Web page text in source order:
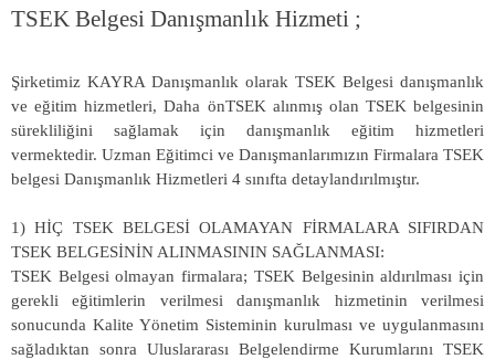
TSEK Belgesi Danışmanlık Hizmeti ;
Şirketimiz KAYRA Danışmanlık olarak TSEK Belgesi danışmanlık
ve eğitim hizmetleri, Daha önTSEK alınmış olan TSEK belgesinin
sürekliliğini sağlamak için danışmanlık eğitim hizmetleri
vermektedir. Uzman Eğitimci ve Danışmanlarımızın Firmalara TSEK
belgesi Danışmanlık Hizmetleri 4 sınıfta detaylandırılmıştır.
1) HİÇ TSEK BELGESİ OLAMAYAN FİRMALARA SIFIRDAN
TSEK BELGESİNİN ALINMASININ SAĞLANMASI:
TSEK Belgesi olmayan firmalara; TSEK Belgesinin aldırılması için
gerekli eğitimlerin verilmesi danışmanlık hizmetinin verilmesi
sonucunda Kalite Yönetim Sisteminin kurulması ve uygulanmasını
sağladıktan sonra Uluslararası Belgelendirme Kurumlarını TSEK